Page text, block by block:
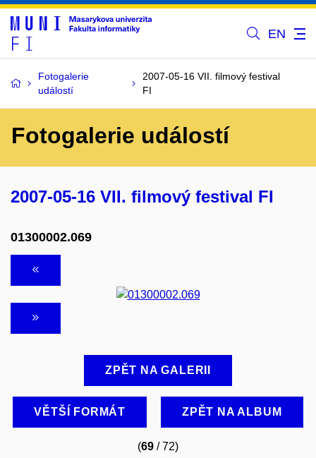
EN
Fotogalerie
událostí
2007-05-16 VII. filmový festival
FI
Fotogalerie událostí
2007-05-16 VII. filmový festival FI
01300002.069
ZPĚT NA GALERII
VĚTŠÍ FORMÁT ZPĚT NA ALBUM
(69 / 72)